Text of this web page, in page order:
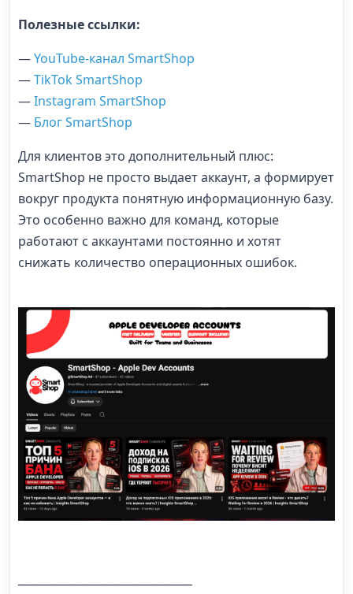
Полезные ссылки:
—YouTube-канал SmartShop
—TikTok SmartShop
—Instagram SmartShop
— Блог SmartShop
Для клиентов это дополнительный плюс:
SmartShop не просто выдает аккаунт, а формирует
вокруг продукта понятную информационную базу.
Это особенно важно для команд, которые
работают с аккаунтами постоянно и хотят
снижать количество операционных ошибок.
─────────────────